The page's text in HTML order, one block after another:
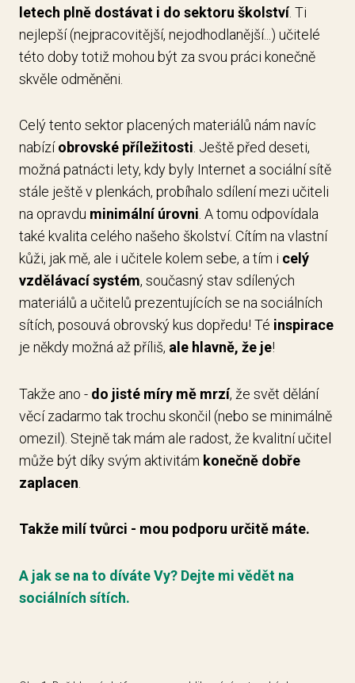
letech plně dostávat i do sektoru školství. Ti
nejlepší (nejpracovitější, nejodhodlanější...) učitelé
této doby totiž mohou být za svou práci konečně
skvěle odměněni.
Celý tento sektor placených materiálů nám navíc
nabízíobrovské příležitosti. Ještě před deseti,
možná patnácti lety, kdy byly Internet a sociální sítě
stále ještě v plenkách, probíhalo sdílení mezi učiteli
na opravdu minimální úrovni. A tomu odpovídala
také kvalita celého našeho školství. Cítím na vlastní
kůži, jak mě, ale i učitele kolem sebe, a tím i celý
vzdělávací systém, současný stav sdílených
materiálů a učitelů prezentujících se na sociálních
sítích, posouvá obrovský kus dopředu! Té inspirace
je někdy možná až příliš, ale hlavně, že je!
Takže ano - do jisté míry mě mrzí, že svět dělání
věcí zadarmo tak trochu skončil (nebo se minimálně
omezil). Stejně tak mám ale radost, že kvalitní učitel
může být díky svým aktivitám konečně dobře
zaplacen
Takže milí tvůrci - mou podporu určitě máte.
A jak se na to díváte Vy? Dejte mi vědět na
sociálních sítích.